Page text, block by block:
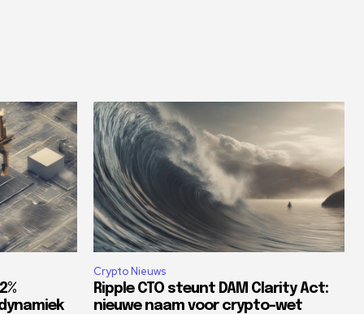
Crypto Nieuws
Ripple CTO steunt DAM Clarity Act:
nieuwe naam voor crypto-wet